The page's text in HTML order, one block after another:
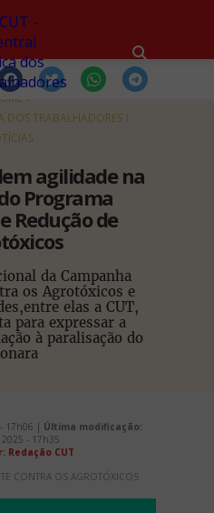
DOS TRABALHADORES
agilidade na
Programa
Redução de
da Campanha
os Agrotóxicos e
elas a CUT,
para expressar a
à paralisação do
17h06 | Última modificação:
- 17h35
Redação CUT
CONTRA OS AGROTÓXICOS